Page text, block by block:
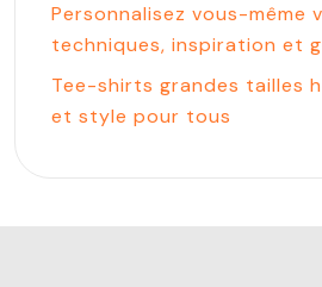
Personnalisez vous-
techniques, inspiration et
Tee-shirts grandes tailles
et style pour tous